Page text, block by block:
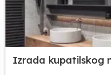
Izrada kupatilskog